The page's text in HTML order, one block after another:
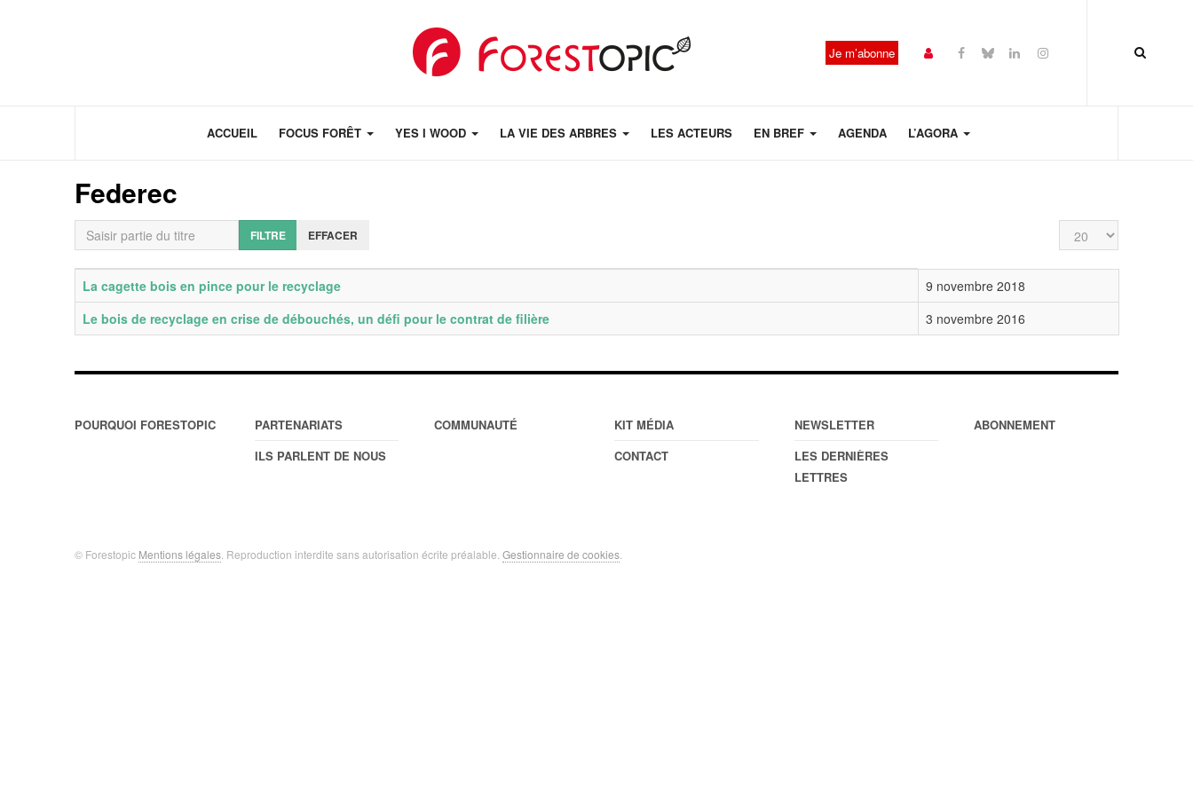
Je m’abonne
ACCUEIL FOCUS FORÊT YES I WOOD LA VIE DES ARBRES LES ACTEURS EN BREF AGENDA L’AGORA
Federec
Saisir partie du titre FILTRE EFFACER Affichage #
Titre Date de publication
La cagette bois en pince pour le recyclage
9 novembre 2018
Le bois de recyclage en crise de débouchés, un défi pour le contrat de filière
3 novembre 2016
POURQUOI FORESTOPIC
PARTENARIATS
ILS PARLENT DE NOUS
COMMUNAUTÉ
KIT MÉDIA
CONTACT
NEWSLETTER
LES DERNIÈRES
LETTRES
ABONNEMENT
© Forestopic Mentions légales . Reproduction interdite sans autorisation écrite préalable. Gestionnaire de cookies